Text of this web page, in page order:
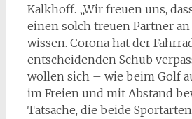
Kalkhoff. „Wir freuen uns,
einen solch treuen Partner an
wissen. Corona hat der
entscheidenden Schub
wollen sich – wie beim Golf
im Freien und mit Abstand
Tatsache, die beide